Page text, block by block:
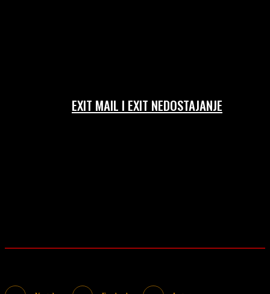
EXIT MAIL I EXIT NEDOSTAJANJE